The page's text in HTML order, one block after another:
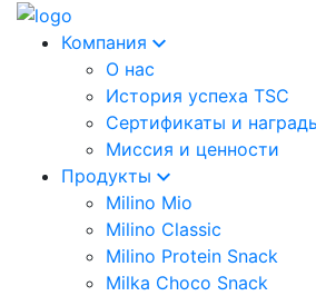
Компания
О нас
История успеха TSC
Сертификаты и
Миссия и ценности
Продукты
Milino Mio
Milino Classic
Milino Protein Snack
Milka Choco Snack